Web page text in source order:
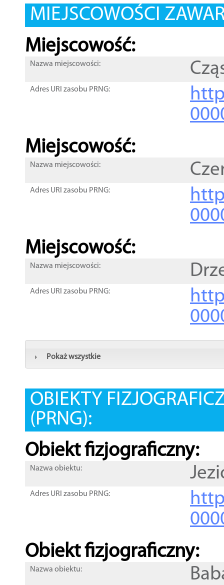
MIEJSCOWOŚCI
Miejscowość:
Nazwa miejscowości:
Adres URI zasobu PRNG:
Miejscowość:
Nazwa miejscowości:
Adres URI zasobu PRNG:
Miejscowość:
Nazwa miejscowości:
Adres URI zasobu PRNG:
Pokaż wszystkie
OBIEKTY
(PRNG):
Obiekt fizjograficzny:
Nazwa obiektu:
Adres URI zasobu PRNG:
Obiekt fizjograficzny:
Nazwa obiektu: